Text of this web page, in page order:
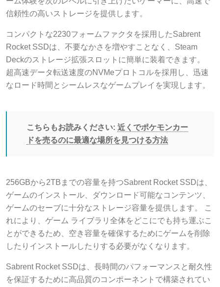
信頼性の高いストレージを提供します。
コンパクトな2230フォームファクタを採用したSabrent
Rocket SSDは、不要なかさを増やすことなく、Steam
Deckのストレージ拡張スロットに簡単に装着できます。
超高速データ転送速度のNVMeプロトコルを採用し、迅速
なロード時間とシームレスなゲームプレイを実現します。
こちらもお読みください: 近くでポケモンカー
ドを売るのに最適な場所を見つける方法
256GBから2TBまでの容量を持つSabrent Rocket SSDは、
ゲームのインストール、ダウンロード可能なコンテンツ、
ゲームのセーブに十分なストレージ容量を提供します。 こ
れにより、ゲーム ライブラリ全体をどこにでも持ち運ぶこ
とができるため、空き容量を確保するためにゲームを削除
したりインストールしたりする必要がなくなります。
Sabrent Rocket SSDは、長時間のパフォーマンスと耐久性
を保証するために高品質のコンポーネントで構築されてい